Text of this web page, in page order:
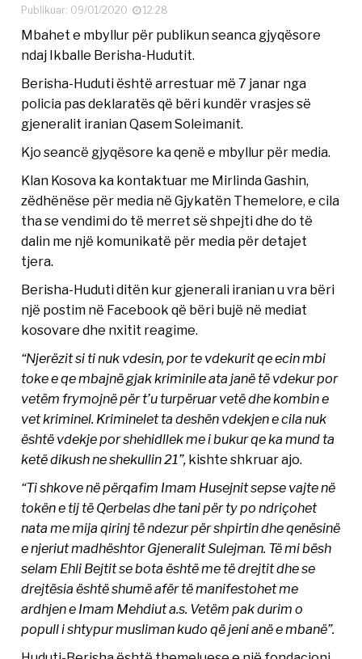
Publikuar: 09/01/2020
12:28
Mbahet e mbyllur për publikun seanca gjyqësore
ndaj Ikballe Berisha-Hudutit.
Berisha-Huduti është arrestuar më 7 janar nga
policia pas deklaratës që bëri kundër vrasjes së
gjeneralit iranian Qasem Soleimanit.
Kjo seancë gjyqësore ka qenë e mbyllur për media.
Klan Kosova ka kontaktuar me Mirlinda Gashin,
zëdhënëse për media në Gjykatën Themelore, e cila
tha se vendimi do të merret së shpejti dhe do të
dalin me një komunikatë për media për detajet
tjera.
Berisha-Huduti ditën kur gjenerali iranian u vra bëri
një postim në Facebook që bëri bujë në mediat
kosovare dhe nxitit reagime.
“Njerëzit si ti nuk vdesin, por te vdekurit qe ecin mbi
toke e qe mbajnë gjak kriminile ata janë të vdekur por
vetëm frymojnë për t’u turpëruar vetë dhe kombin e
vet kriminel. Kriminelet ta deshën vdekjen e cila nuk
është vdekje por shehidllek me i bukur qe ka mund ta
ketë dikush ne shekullin 21”, kishte shkruar ajo.
“Ti shkove në përqafim Imam Husejnit sepse vajte në
tokën e tij të Qerbelas dhe tani për ty po ndriçohet
nata me mija qirinj të ndezur për shpirtin dhe qenësinë
e njeriut madhështor Gjeneralit Sulejman. Të mi bësh
selam Ehli Bejtit se bota është me të drejtit dhe se
drejtësia është shumë afër të manifestohet me
ardhjen e Imam Mehdiut a.s. Vetëm pak durim o
popull i shtypur musliman kudo që jeni anë e mbanë”.